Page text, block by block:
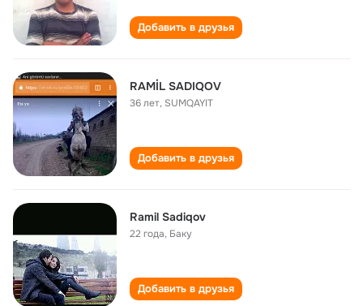
Добавить в друзья
RAMİL SADIQOV
36 лет, SUMQAYIT
Добавить в друзья
Ramil Sadiqov
22 года, Баку
Добавить в друзья